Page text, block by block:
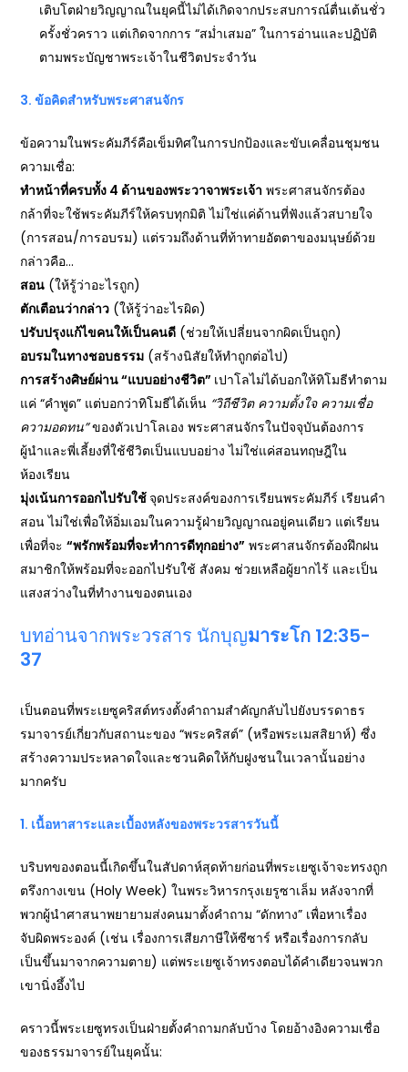
เติบโตฝ่ายวิญญาณในยุคนี้ไม่ได้เกิดจากประสบการณ์ตื่นเต้นชั่ว
ครั้งชั่วคราว แต่เกิดจากการ “สม่ำเสมอ” ในการอ่านและปฏิบัติ
ตามพระบัญชาพระเจ้าในชีวิตประจำวัน
3. ข้อคิดสำหรับพระศาสนจักร
ข้อความในพระคัมภีร์คือเข็มทิศในการปกป้องและขับเคลื่อนชุมชน
ความเชื่อ:
ทำหน้าที่ครบทั้ง 4 ด้านของพระวาจาพระเจ้า พระศาสนจักรต้อง
กล้าที่จะใช้พระคัมภีร์ให้ครบทุกมิติ ไม่ใช่แค่ด้านที่ฟังแล้วสบายใจ
(การสอน/การอบรม) แต่รวมถึงด้านที่ท้าทายอัตตาของมนุษย์ด้วย
กล่าวคือ…
สอน (ให้รู้ว่าอะไรถูก)
ตักเตือนว่ากล่าว (ให้รู้ว่าอะไรผิด)
ปรับปรุงแก้ไขคนให้เป็นคนดี (ช่วยให้เปลี่ยนจากผิดเป็นถูก)
อบรมในทางชอบธรรม (สร้างนิสัยให้ทำถูกต่อไป)
การสร้างศิษย์ผ่าน “แบบอย่างชีวิต” เปาโลไม่ได้บอกให้ทิโมธีทำตาม
แค่ “คำพูด” แต่บอกว่าทิโมธีได้เห็น “วิถีชีวิต ความตั้งใจ ความเชื่อ
ความอดทน”ของตัวเปาโลเอง พระศาสนจักรในปัจจุบันต้องการ
ผู้นำและพี่เลี้ยงที่ใช้ชีวิตเป็นแบบอย่าง ไม่ใช่แค่สอนทฤษฎีใน
ห้องเรียน
มุ่งเน้นการออกไปรับใช้จุดประสงค์ของการเรียนพระคัมภีร์ เรียนคำ
สอน ไม่ใช่เพื่อให้อิ่มเอมในความรู้ฝ่ายวิญญาณอยู่คนเดียว แต่เรียน
เพื่อที่จะ“พรักพร้อมที่จะทำการดีทุกอย่าง” พระศาสนจักรต้องฝึกฝน
สมาชิกให้พร้อมที่จะออกไปรับใช้ สังคม ช่วยเหลือผู้ยากไร้ และเป็น
แสงสว่างในที่ทำงานของตนเอง
บทอ่านจากพระวรสาร นักบุญมาระโก 12:35-
37
เป็นตอนที่พระเยซูคริสต์ทรงตั้งคำถามสำคัญกลับไปยังบรรดาธร
รมาจารย์เกี่ยวกับสถานะของ “พระคริสต์” (หรือพระเมสสิยาห์) ซึ่ง
สร้างความประหลาดใจและชวนคิดให้กับฝูงชนในเวลานั้นอย่าง
มากครับ
1. เนื้อหาสาระและเบื้องหลังของพระวรสารวันนี้
บริบทของตอนนี้เกิดขึ้นในสัปดาห์สุดท้ายก่อนที่พระเยซูเจ้าจะทรงถูก
ตรึงกางเขน (Holy Week) ในพระวิหารกรุงเยรูซาเล็ม หลังจากที่
พวกผู้นำศาสนาพยายามส่งคนมาตั้งคำถาม “ดักทาง” เพื่อหาเรื่อง
จับผิดพระองค์ (เช่น เรื่องการเสียภาษีให้ซีซาร์ หรือเรื่องการกลับ
เป็นขึ้นมาจากความตาย) แต่พระเยซูเจ้าทรงตอบได้คำเดียวจนพวก
เขานิ่งอึ้งไป
คราวนี้พระเยซูทรงเป็นฝ่ายตั้งคำถามกลับบ้าง โดยอ้างอิงความเชื่อ
ของธรรมาจารย์ในยุคนั้น: